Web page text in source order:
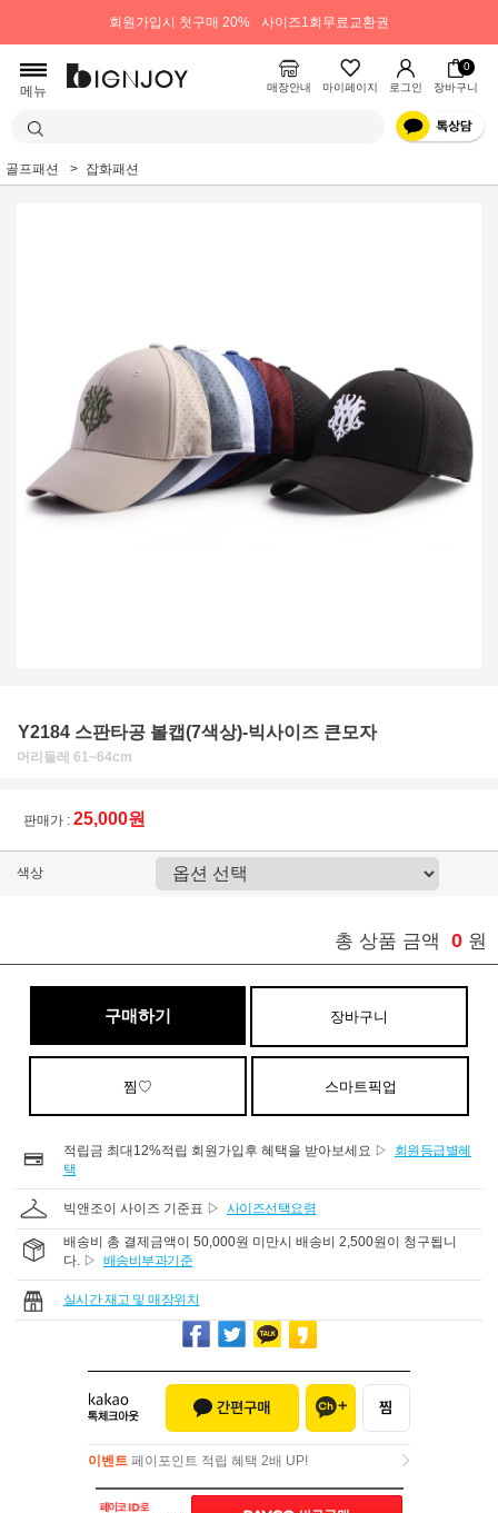
회원가입시 첫구매 20% 사이즈1회무료교환권
메뉴 매장안내 마이페이지 로그인
0
장바구니
골프패션 잡화패션
Y2184 스판타공 볼캡(7색상)-빅사이즈 큰모자
머리둘레 61~64cm
판매가 : 25,000원
색상
총 상품 금액 0 원
구매하기 장바구니
찜♡ 스마트픽업
적립금 최대12%적립 회원가입후 혜택을 받아보세요 ▷
회원등급별혜
택
빅앤조이 사이즈 기준표 ▷ 사이즈선택요령
배송비 총 결제금액이 50,000원 미만시 배송비 2,500원이 청구됩니
다. ▷ 배송비부과기준
실시간 재고 및 매장위치
이벤트 페이포인트 적립 혜택 2배 UP!
이벤트페이포인트 적립 혜택 2배 UP!